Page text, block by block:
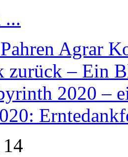
...
Agrar
zurück – Ein
2020 –